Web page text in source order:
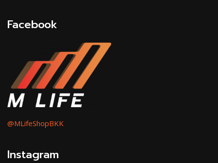
Facebook
@MLifeShopBKK
Instagram